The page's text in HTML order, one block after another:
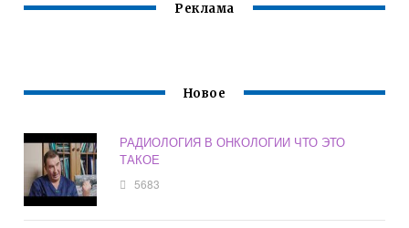
Реклама
Новое
РАДИОЛОГИЯ В ОНКОЛОГИИ ЧТО ЭТО
ТАКОЕ
5683